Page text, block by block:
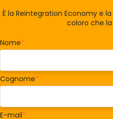
È la Reintegration Economy e
coloro che
Nome*
Cognome*
E-mail*